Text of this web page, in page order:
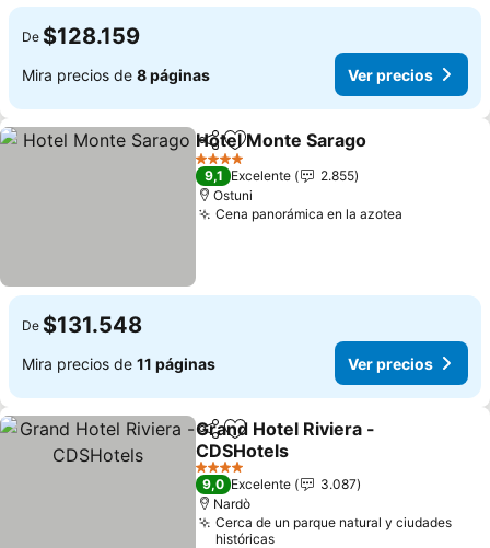
De $128.159
Mira precios de 8 páginas Ver precios
CompartirAgregar a favoritos
Hotel Monte Sarago
4 Estrellas
9,1 Excelente
2.855
Ostuni
Cena panorámica en la azotea
De $131.548
Mira precios de 11 páginas Ver precios
CompartirAgregar a favoritos
Grand Hotel Riviera -
CDSHotels
4 Estrellas
9,0 Excelente
3.087
Nardò
Cerca de un parque natural y ciudades
históricas